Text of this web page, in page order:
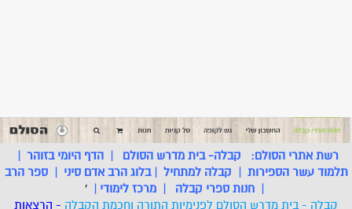
רשת אתרי הסולם: קבלה- בית מדרש הסולם |הדף היומי בזוהר |
תלמוד עשר הספירות | קבלה למתחיל |בלוג הרב אדם סיני |ספר הרב
| חנות ספרי קבלה | מרכז לימודי |
'
קבלה - בית מדרש הסולם לפנימיות התורה וחכמת הקבלה - הרצאות